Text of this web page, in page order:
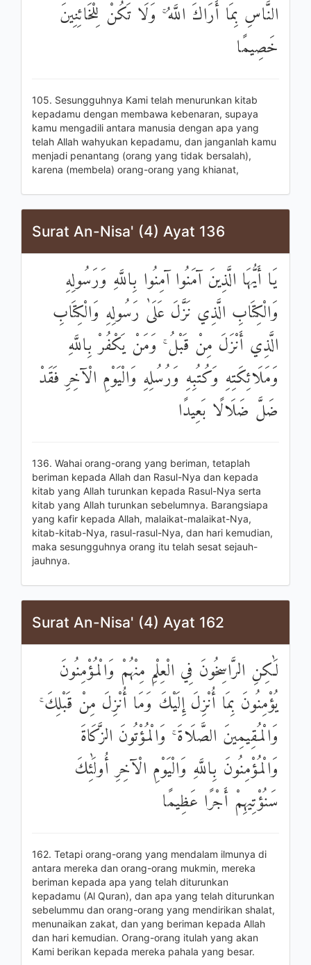
النَّاسِ بِمَا أَرَاكَ اللَّهُ ۚ وَلَا تَكُنْ لِلْخَائِنِينَ
خَصِيمًا
105. Sesungguhnya Kami telah menurunkan kitab
kepadamu dengan membawa kebenaran, supaya
kamu mengadili antara manusia dengan apa yang
telah Allah wahyukan kepadamu, dan janganlah kamu
menjadi penantang (orang yang tidak bersalah),
karena (membela) orang-orang yang khianat,
Surat An-Nisa' (4) Ayat 136
يَا أَيُّهَا الَّذِينَ آمَنُوا آمِنُوا بِاللَّهِ وَرَسُولِهِ
وَالْكِتَابِ الَّذِي نَزَّلَ عَلَىٰ رَسُولِهِ وَالْكِتَابِ
الَّذِي أَنْزَلَ مِنْ قَبْلُ ۚ وَمَنْ يَكْفُرْ بِاللَّهِ
وَمَلَائِكَتِهِ وَكُتُبِهِ وَرُسُلِهِ وَالْيَوْمِ الْآخِرِ فَقَدْ
ضَلَّ ضَلَالًا بَعِيدًا
136. Wahai orang-orang yang beriman, tetaplah
beriman kepada Allah dan Rasul-Nya dan kepada
kitab yang Allah turunkan kepada Rasul-Nya serta
kitab yang Allah turunkan sebelumnya. Barangsiapa
yang kafir kepada Allah, malaikat-malaikat-Nya,
kitab-kitab-Nya, rasul-rasul-Nya, dan hari kemudian,
maka sesungguhnya orang itu telah sesat sejauh-
jauhnya.
Surat An-Nisa' (4) Ayat 162
لَٰكِنِ الرَّاسِخُونَ فِي الْعِلْمِ مِنْهُمْ وَالْمُؤْمِنُونَ
يُؤْمِنُونَ بِمَا أُنْزِلَ إِلَيْكَ وَمَا أُنْزِلَ مِنْ قَبْلِكَ ۚ
وَالْمُقِيمِينَ الصَّلَاةَ ۚ وَالْمُؤْتُونَ الزَّكَاةَ
وَالْمُؤْمِنُونَ بِاللَّهِ وَالْيَوْمِ الْآخِرِ أُولَٰئِكَ
سَنُؤْتِيهِمْ أَجْرًا عَظِيمًا
162. Tetapi orang-orang yang mendalam ilmunya di
antara mereka dan orang-orang mukmin, mereka
beriman kepada apa yang telah diturunkan
kepadamu (Al Quran), dan apa yang telah diturunkan
sebelummu dan orang-orang yang mendirikan shalat,
menunaikan zakat, dan yang beriman kepada Allah
dan hari kemudian. Orang-orang itulah yang akan
Kami berikan kepada mereka pahala yang besar.